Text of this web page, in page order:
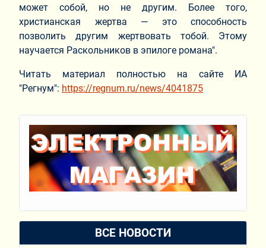
может собой, но не другим. Более того,
христианская жертва — это способность
позволить другим жертвовать тобой. Этому
научается Раскольников в эпилоге романа".
Читать материал полностью на сайте ИА
"Регнум": https://regnum.ru/news/4041875
ВСЕ НОВОСТИ